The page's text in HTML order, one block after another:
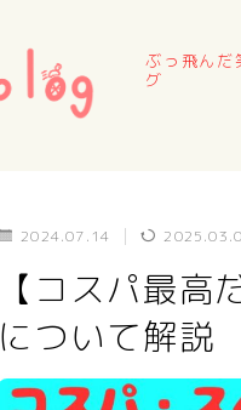
ぶっ飛んだ
グ
2024.07.14
【コスパ最
について解説